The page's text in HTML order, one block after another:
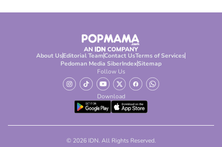
About UsEditorial TeamContact UsTerms of Services
Pedoman Media SiberIndexSitemap
Follow Us
Download
© 2026 IDN. All Rights Reserved.